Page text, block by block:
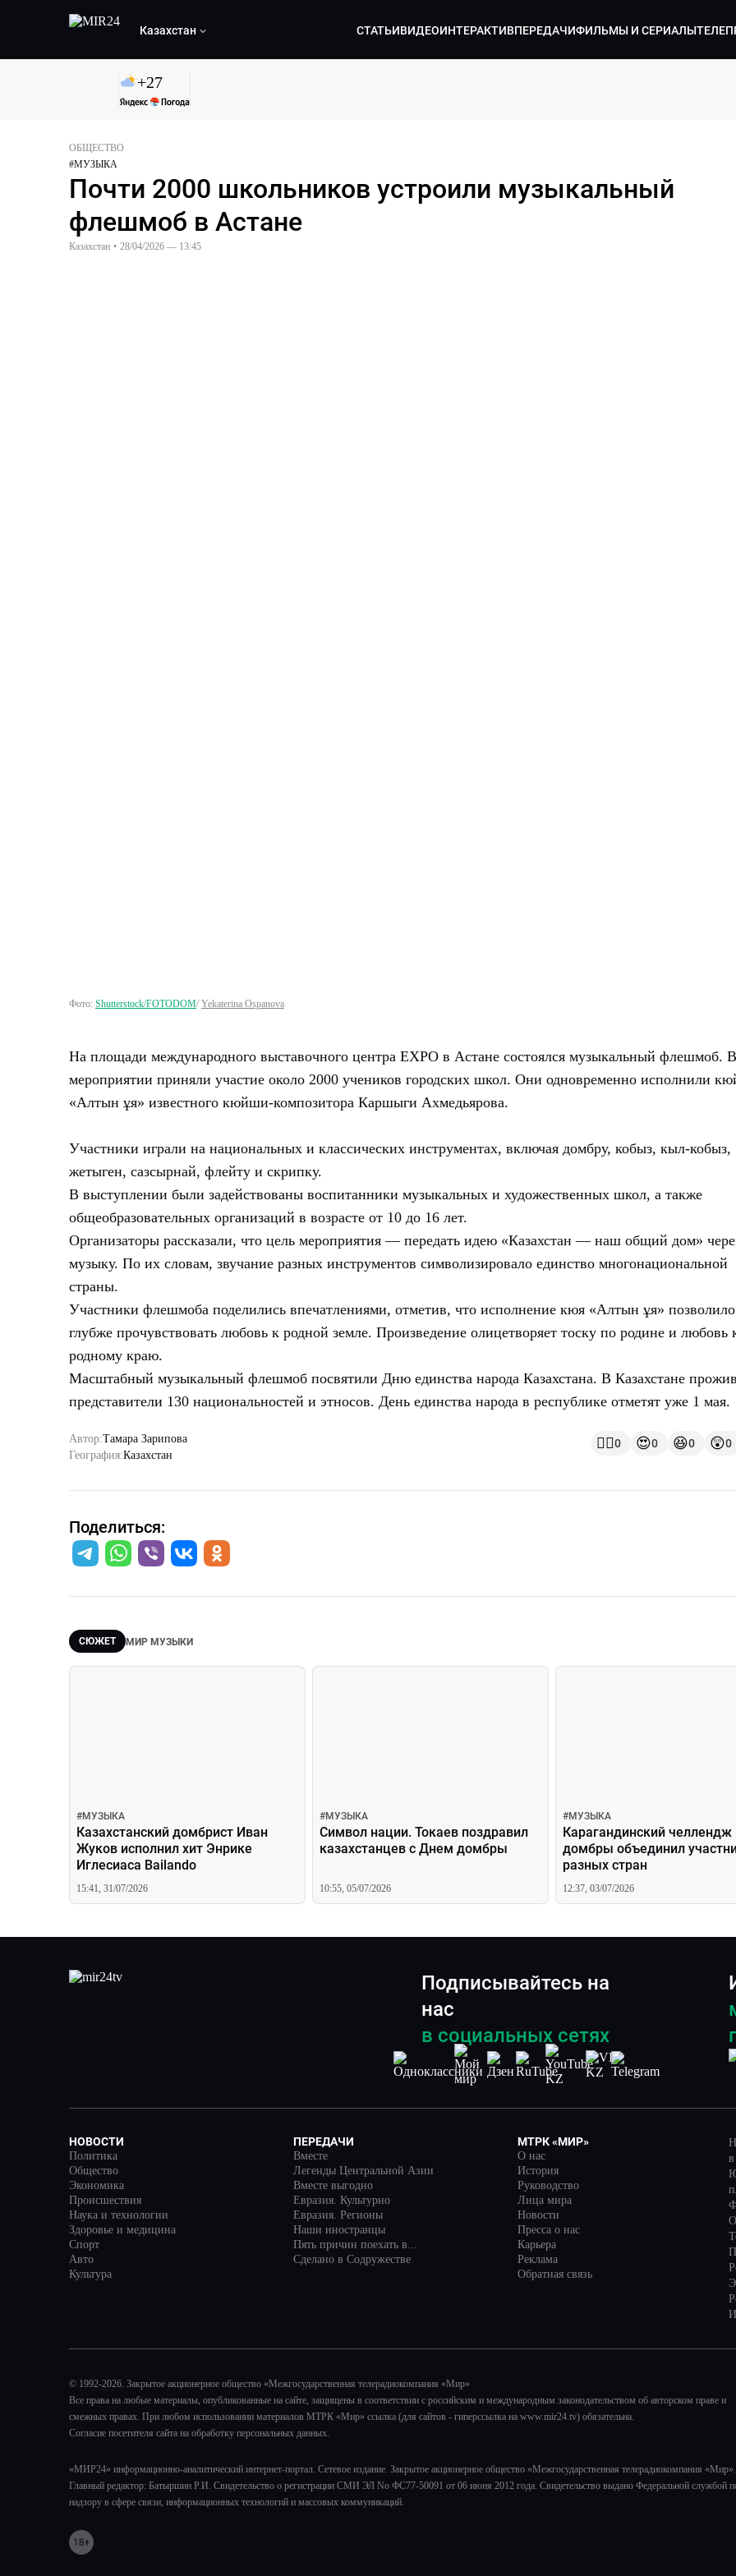
Казахстан СТАТЬИВИДЕОИНТЕРАКТИВПЕРЕДАЧИФИЛЬМЫ И СЕРИАЛЫ
+27
ОБЩЕСТВО
#МУЗЫКА
Почти 2000 школьников устроили музыкальный
флешмоб в Астане
Казахстан • 28/04/2026 — 13:45
Фото: Shutterstock/FOTODOM/ Yekaterina Ospanova
На площади международного выставочного центра EXPO в Астане состоялся музыкальный флешмоб. В
мероприятии приняли участие около 2000 учеников городских школ. Они одновременно исполнили
«Алтын ұя» известного кюйши-композитора Каршыги Ахмедьярова.
Участники играли на национальных и классических инструментах, включая домбру, кобыз, кыл-кобыз,
жетыген, сазсырнай, флейту и скрипку.
В выступлении были задействованы воспитанники музыкальных и художественных школ, а также
общеобразовательных организаций в возрасте от 10 до 16 лет.
Организаторы рассказали, что цель мероприятия — передать идею «Казахстан — наш общий дом»
музыку. По их словам, звучание разных инструментов символизировало единство многонациональной
страны.
Участники флешмоба поделились впечатлениями, отметив, что исполнение кюя «Алтын ұя»
глубже прочувствовать любовь к родной земле. Произведение олицетворяет тоску по родине и любовь
родному краю.
Масштабный музыкальный флешмоб посвятили Дню единства народа Казахстана. В Казахстане
представители 130 национальностей и этносов. День единства народа в республике отметят уже 1 мая.
Автор:Тамара Зарипова
География:Казахстан
👍🏻0 😍0 😆0 😲0
Поделиться:
СЮЖЕТ МИР МУЗЫКИ
#МУЗЫКА
Казахстанский домбрист Иван
Жуков исполнил хит Энрике
Иглесиаса Bailando
15:41, 31/07/2026
#МУЗЫКА
Символ нации. Токаев поздравил
казахстанцев с Днем домбры
10:55, 05/07/2026
#МУЗЫКА
Карагандинский
домбры объединил
разных стран
12:37, 03/07/2026
Подписывайтесь на
нас
в социальных сетях
НОВОСТИ
Политика
Общество
Экономика
Происшествия
Наука и технологии
Здоровье и медицина
Спорт
Авто
Культура
ПЕРЕДАЧИ
Вместе
Легенды Центральной Азии
Вместе выгодно
Евразия. Культурно
Евразия. Регионы
Наши иностранцы
Пять причин поехать в...
Сделано в Содружестве
МТРК «МИР»
О нас
История
Руководство
Лица мира
Новости
Пресса о нас
Карьера
Реклама
Обратная связь
© 1992-2026. Закрытое акционерное общество «Межгосударственная телерадиокомпания «Мир»
Все права на любые материалы, опубликованные на сайте, защищены в соответствии с российским и международным законодательством об авторском праве и
смежных правах. При любом использовании материалов МТРК «Мир» ссылка (для сайтов - гиперссылка на www.mir24.tv) обязательна.
Согласие посетителя сайта на обработку персональных данных.
«МИР24» информационно-аналитический интернет-портал. Сетевое издание. Закрытое акционерное общество «Межгосударственная телерадиокомпания «Мир».
Главный редактор: Батыршин Р.И. Свидетельство о регистрации СМИ ЭЛ No ФС77-50091 от 06 июня 2012 года. Свидетельство выдано Федеральной службой
надзору в сфере связи, информационных технологий и массовых коммуникаций.